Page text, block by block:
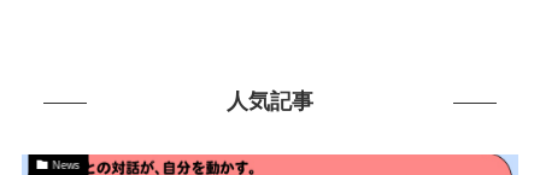
人気記事
News